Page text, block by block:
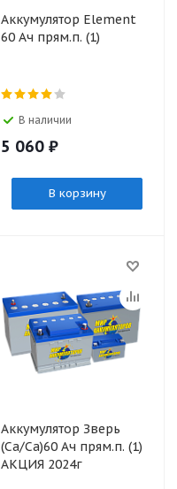
Аккумулятор Element
60 Ач прям.п. (1)
В наличии
5 060 ₽
В корзину
Аккумулятор Зверь
(Ca/Ca)60 Ач прям.п. (1)
АКЦИЯ 2024г